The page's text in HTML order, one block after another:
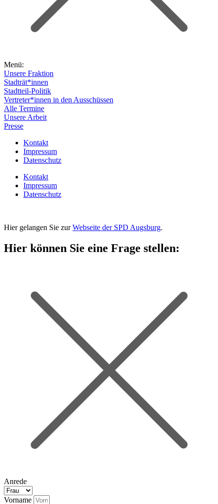
Menü:
Unsere Fraktion
Stadträt*innen
Stadtteil-Politik
Vertreter*innen in den Ausschüssen
Alle Termine
Unsere Arbeit
Presse
Kontakt
Impressum
Datenschutz
Kontakt
Impressum
Datenschutz
Hier gelangen Sie zurWebseite der SPD Augsburg.
Hier können Sie eine Frage stellen:
Anrede
Vorname